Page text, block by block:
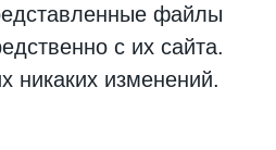
файлы
с их сайта.
никаких изменений.